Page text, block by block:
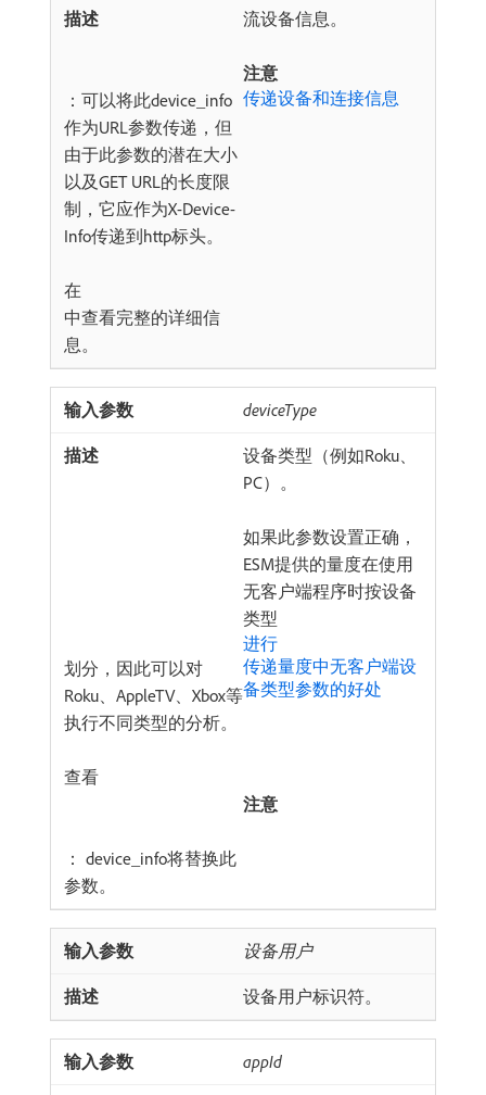
流设备信息。
注意
：可以将此device_info
作为URL参数传递，但
由于此参数的潜在大小
以及GET URL的长度限
制，它应作为X-Device-
Info传递到http标头。
在
传递设备和连接信息
中查看完整的详细信
息。
deviceType
设备类型（例如Roku、
PC）。
如果此参数设置正确，
ESM提供的量度在使用
无客户端程序时按设备
类型
进行
划分，因此可以对
Roku、AppleTV、Xbox等
执行不同类型的分析。
查看
传递量度中无客户端设
备类型参数的好处​
注意
： device_info将替换此
参数。
设备用户
设备用户标识符。
appId